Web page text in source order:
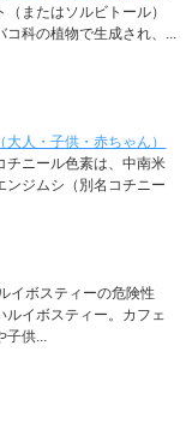
またはソルビトール）
科の植物で生成され、...
人・子供・赤ちゃん）
チニール色素は、中南米
ンジムシ（別名コチニー
ルイボスティーの危険性
ルイボスティー。カフェ
供...